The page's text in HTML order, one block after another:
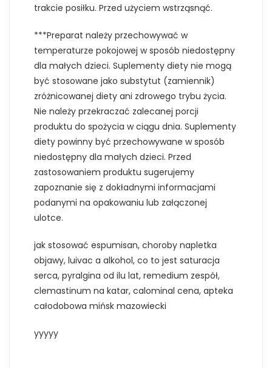
trakcie posiłku. Przed użyciem wstrząsnąć.
***Preparat należy przechowywać w
temperaturze pokojowej w sposób niedostępny
dla małych dzieci. Suplementy diety nie mogą
być stosowane jako substytut (zamiennik)
zróżnicowanej diety ani zdrowego trybu życia.
Nie należy przekraczać zalecanej porcji
produktu do spożycia w ciągu dnia. Suplementy
diety powinny być przechowywane w sposób
niedostępny dla małych dzieci. Przed
zastosowaniem produktu sugerujemy
zapoznanie się z dokładnymi informacjami
podanymi na opakowaniu lub załączonej
ulotce.
jak stosować espumisan, choroby napletka
objawy, luivac a alkohol, co to jest saturacja
serca, pyralgina od ilu lat, remedium zespół,
clemastinum na katar, calominal cena, apteka
całodobowa mińsk mazowiecki
yyyyy